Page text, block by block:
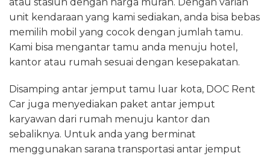
unit kendaraan yang kami sediakan, anda bisa bebas
memilih mobil yang cocok dengan jumlah tamu.
Kami bisa mengantar tamu anda menuju hotel,
kantor atau rumah sesuai dengan kesepakatan.
Disamping antar jemput tamu luar kota, DOC Rent
Car juga menyediakan paket antar jemput
karyawan dari rumah menuju kantor dan
sebaliknya. Untuk anda yang berminat
menggunakan sarana transportasi antar jemput